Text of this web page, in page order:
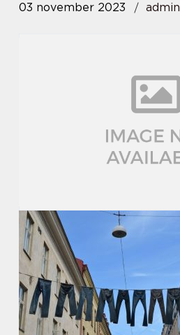
03 november 2023 admin